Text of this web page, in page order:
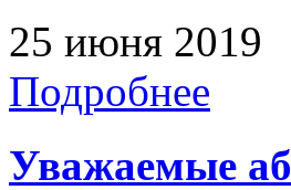
25 июня 2019
Подробнее
Уважаемые